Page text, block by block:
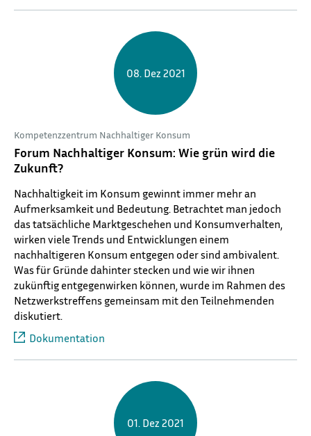
08. Dez 2021
Kompetenzzentrum Nachhaltiger Konsum
Forum Nachhaltiger Konsum: Wie grün wird die
Zukunft?
Nachhaltigkeit im Konsum gewinnt immer mehr an
Aufmerksamkeit und Bedeutung. Betrachtet man jedoch
das tatsächliche Marktgeschehen und Konsumverhalten,
wirken viele Trends und Entwicklungen einem
nachhaltigeren Konsum entgegen oder sind ambivalent.
Was für Gründe dahinter stecken und wie wir ihnen
zukünftig entgegenwirken können, wurde im Rahmen des
Netzwerkstreffens gemeinsam mit den Teilnehmenden
diskutiert.
Dokumentation
01. Dez 2021